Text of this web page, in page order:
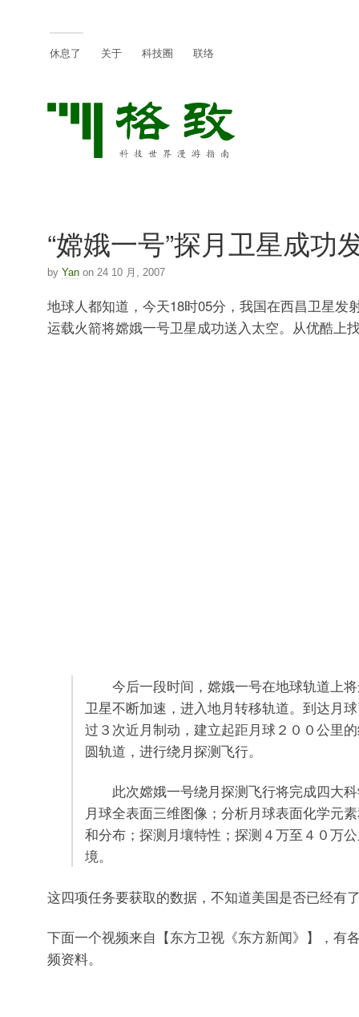
休息了 关于 科技圈 联络
“嫦娥一号”探月卫星成功
by Yanon 24 10 月, 2007
地球人都知道，今天18时05分，我国在西昌卫星发
运载火箭将嫦娥一号卫星成功送入太空。从优酷上
今后一段时间，嫦娥一号在地球轨道上将
卫星不断加速，进入地月转移轨道。到达月
过３次近月制动，建立起距月球２００公里
圆轨道，进行绕月探测飞行。
此次嫦娥一号绕月探测飞行将完成四大科
月球全表面三维图像；分析月球表面化学元
和分布；探测月壤特性；探测４万至４０万
境。
这四项任务要获取的数据，不知道美国是否已经有
下面一个视频来自【东方卫视《东方新闻》】，有
频资料。